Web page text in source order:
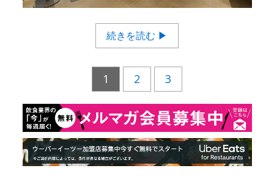
続きを読む ▶
1 2 3